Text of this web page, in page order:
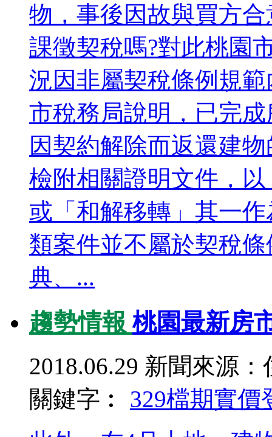
物，事後因故與買方
課徵契稅嗎?對此桃園
況因非屬契稅條例規
市稅務局說明，已完
因契約解除而返還建
檢附相關證明文件，
或「和解移轉」其一
類案件並不屬於契稅
典、...
趨勢情報桃園最新房
2018.06.29 新聞來源：
關鍵字︰ 329檔期實價